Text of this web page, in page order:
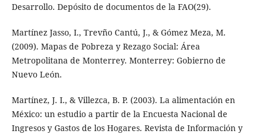
Desarrollo. Depósito de documentos de la FAO(29).
Martínez Jasso, I., Trevño Cantú, J., & Gómez Meza, M.
(2009). Mapas de Pobreza y Rezago Social: Área
Metropolitana de Monterrey. Monterrey: Gobierno de
Nuevo León.
Martínez, J. I., & Villezca, B. P. (2003). La alimentación en
México: un estudio a partir de la Encuesta Nacional de
Ingresos y Gastos de los Hogares. Revista de Información y